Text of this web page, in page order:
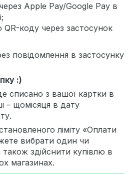
Apple Pay/Google Pay в
коду через застосунок
повідомлення в застосунку
:)
списано з вашої картки в
– щомісяця в дату
ліміту «Оплати
вибрати один чи
також здійснити купівлю в
магазинах.